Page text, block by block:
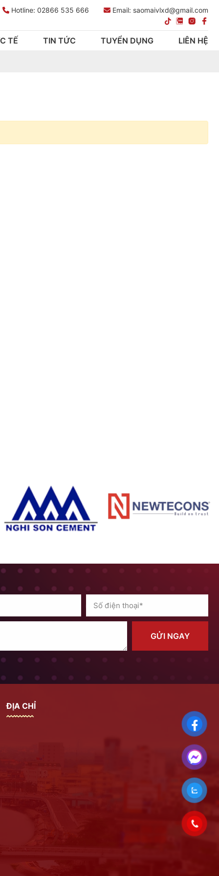
Hotline: 02866 535 666 Email: saomaivlxd@gmail.com
TẾ TIN TỨC TUYỂN DỤNG LIÊN HỆ
GỬI NGAY
ĐỊA CHỈ